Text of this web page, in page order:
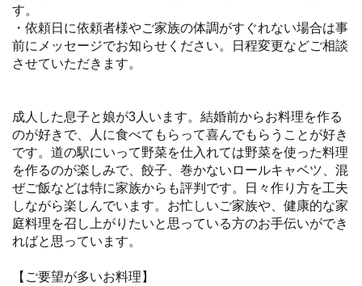
す。
・依頼日に依頼者様やご家族の体調がすぐれない場合は事
前にメッセージでお知らせください。日程変更などご相談
させていただきます。
成人した息子と娘が3人います。結婚前からお料理を作る
のが好きで、人に食べてもらって喜んでもらうことが好き
です。道の駅にいって野菜を仕入れては野菜を使った料理
を作るのが楽しみで、餃子、巻かないロールキャベツ、混
ぜご飯などは特に家族からも評判です。日々作り方を工夫
しながら楽しんでいます。お忙しいご家族や、健康的な家
庭料理を召し上がりたいと思っている方のお手伝いができ
ればと思っています。
【ご要望が多いお料理】